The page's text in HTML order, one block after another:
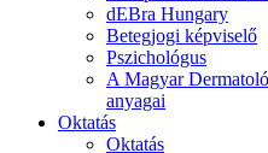
dEBra Hungary
Betegjogi képviselő
Pszichológus
A Magyar
anyagai
Oktatás
Oktatás